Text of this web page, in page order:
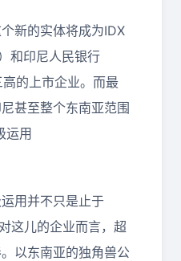
新的实体将成为IDX
和印尼人民银行
高的上市企业。而最
甚至整个东南亚范围
运用
用并不只是止于
这儿的企业而言，超
以东南亚的独角兽公